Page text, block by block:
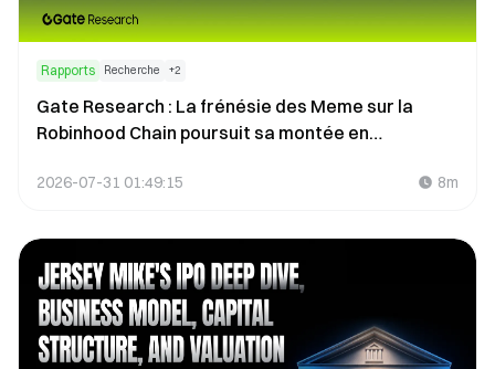
Rapports Recherche +2
Gate Research : La frénésie des Meme sur la
Robinhood Chain poursuit sa montée en
développement
2026-07-31 01:49:15 8m